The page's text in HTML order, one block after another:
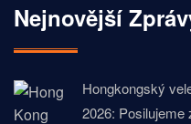
Nejnovější
Hongkongský
2026: